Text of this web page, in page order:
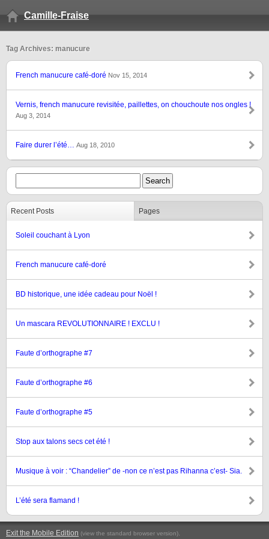
Camille-Fraise
Tag Archives: manucure
French manucure café-doré Nov 15, 2014
Vernis, french manucure revisitée, paillettes, on chouchoute nos ongles !
Aug 3, 2014
Faire durer l’été… Aug 18, 2010
Recent Posts Pages
Soleil couchant à Lyon
French manucure café-doré
BD historique, une idée cadeau pour Noël !
Un mascara REVOLUTIONNAIRE ! EXCLU !
Faute d’orthographe #7
Faute d’orthographe #6
Faute d’orthographe #5
Stop aux talons secs cet été !
Musique à voir : “Chandelier” de -non ce n’est pas Rihanna c’est- Sia.
L’été sera flamand !
Exit the Mobile Edition (view the standard browser version).